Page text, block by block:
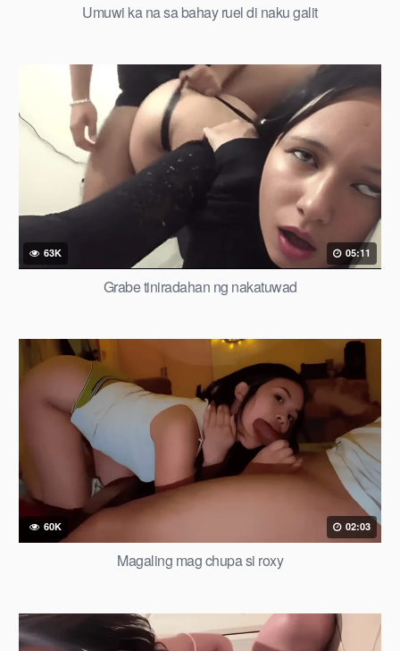
Umuwi ka na sa bahay ruel di naku galit
63K 05:11
Grabe tiniradahan ng nakatuwad
60K 02:03
Magaling mag chupa si roxy